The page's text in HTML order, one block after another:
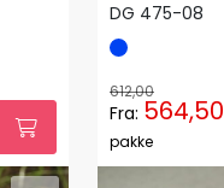
DG 475-08
612,00
Fra: 564,50
pakke